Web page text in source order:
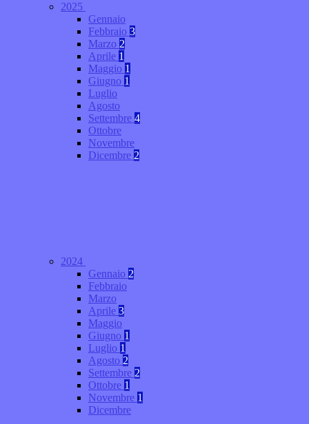
2025
Gennaio
Febbraio 3
Marzo 2
Aprile 1
Maggio 1
Giugno 1
Luglio
Agosto
Settembre 4
Ottobre
Novembre
Dicembre 2
2024
Gennaio 2
Febbraio
Marzo
Aprile 3
Maggio
Giugno 1
Luglio 1
Agosto 2
Settembre 2
Ottobre 1
Novembre 1
Dicembre